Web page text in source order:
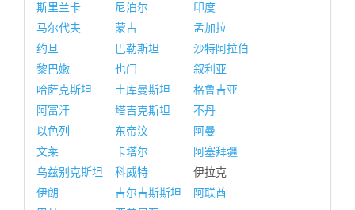
斯里兰卡
尼泊尔
印度
马尔代夫
蒙古
孟加拉
约旦
巴勒斯坦
沙特阿拉伯
黎巴嫩
也门
叙利亚
哈萨克斯坦
土库曼斯坦
格鲁吉亚
阿富汗
塔吉克斯坦
不丹
以色列
东帝汶
阿曼
文莱
卡塔尔
阿塞拜疆
乌兹别克斯坦
科威特
伊拉克
伊朗
吉尔吉斯斯坦
阿联酋